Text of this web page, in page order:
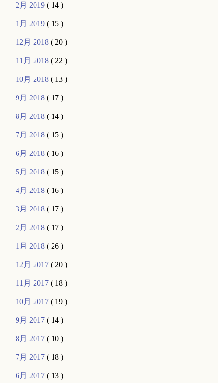
2月 2019( 14 )
1月 2019( 15 )
12月 2018( 20 )
11月 2018( 22 )
10月 2018( 13 )
9月 2018( 17 )
8月 2018( 14 )
7月 2018( 15 )
6月 2018( 16 )
5月 2018( 15 )
4月 2018( 16 )
3月 2018( 17 )
2月 2018( 17 )
1月 2018( 26 )
12月 2017( 20 )
11月 2017( 18 )
10月 2017( 19 )
9月 2017( 14 )
8月 2017( 10 )
7月 2017( 18 )
6月 2017( 13 )